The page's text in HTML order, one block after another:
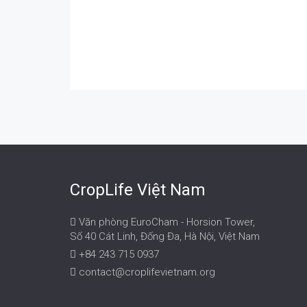
CropLife Việt Nam
Văn phòng EuroCham - Horsion Tower,
Số 40 Cát Linh, Đống Đa, Hà Nội, Việt Nam
+84 243 715 0937
contact@croplifevietnam.org